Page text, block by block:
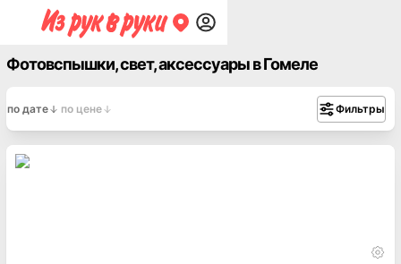
Фотовспышки, свет, аксессуары в Гомеле
по дате по цене Фильтры